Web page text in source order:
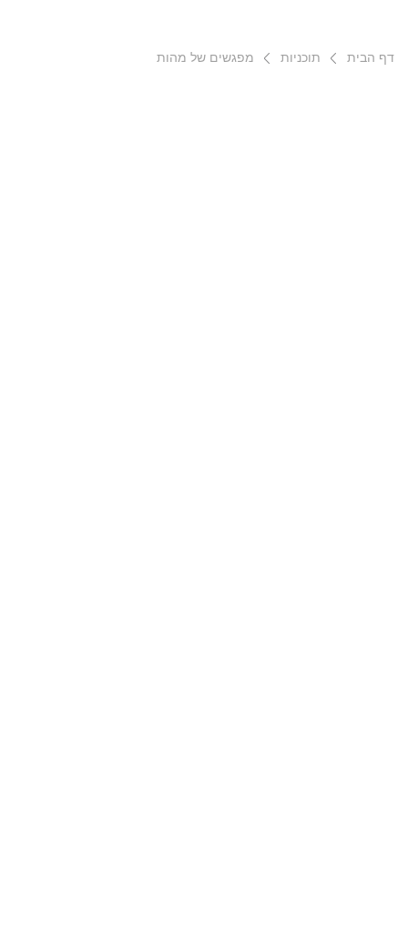
דף הבית תוכניות מפגשים של מהות